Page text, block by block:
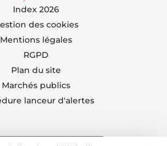
Index 2026
des cookies
Mentions légales
RGPD
Plan du site
Marchés publics
lanceur d'alertes